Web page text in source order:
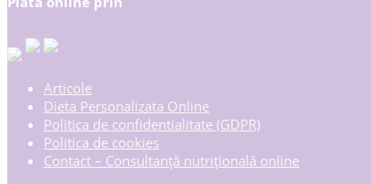
Articole
Dieta Personalizata Online
Politica de confidentialitate (GDPR)
Politica de cookies
Contact – Consultanță nutrițională online